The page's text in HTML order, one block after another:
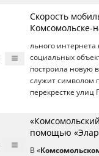
Скорость
Комсомольске-
льного
социальных
построила новую
служит символом
перекрестке улиц
помощью
В «